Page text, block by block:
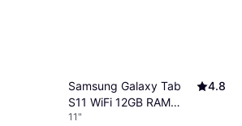
Samsung Galaxy Tab
S11 WiFi 12GB RAM
128GB Grey
4.8
11"